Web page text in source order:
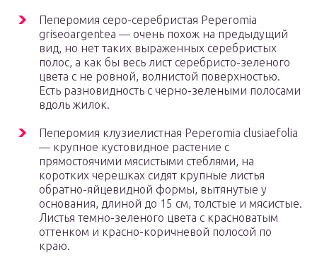
Пеперомия серо-серебристая Peperomia
griseoargentea — очень похож на предыдущий
вид, но нет таких выраженных серебристых
полос, а как бы весь лист серебристо-зеленого
цвета с не ровной, волнистой поверхностью.
Есть разновидность с черно-зелеными полосами
вдоль жилок.
Пеперомия клузиелистная Peperomia clusiaefolia
— крупное кустовидное растение с
прямостоячими мясистыми стеблями, на
коротких черешках сидят крупные листья
обратно-яйцевидной формы, вытянутые у
основания, длиной до 15 см, толстые и мясистые.
Листья темно-зеленого цвета с красноватым
оттенком и красно-коричневой полосой по
краю.